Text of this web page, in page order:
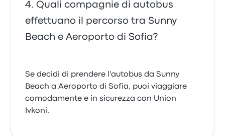
Quali compagnie di autobus
effettuano il percorso tra Sunny
Beach e Aeroporto di Sofia?
Se decidi di prendere l'autobus da Sunny
Beach a Aeroporto di Sofia, puoi viaggiare
comodamente e in sicurezza con Union
Ivkoni.